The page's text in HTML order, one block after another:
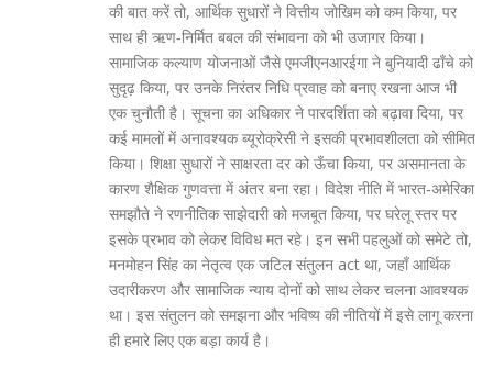
की बात करें तो, आर्थिक सुधारों ने वित्तीय जोखिम को कम किया, पर
साथ ही ऋण‑निर्मित बबल की संभावना को भी उजागर किया।
सामाजिक कल्याण योजनाओं जैसे एमजीएनआरईगा ने बुनियादी ढाँचे को
सुदृढ़ किया, पर उनके निरंतर निधि प्रवाह को बनाए रखना आज भी
एक चुनौती है। सूचना का अधिकार ने पारदर्शिता को बढ़ावा दिया, पर
कई मामलों में अनावश्यक ब्यूरोक्रेसी ने इसकी प्रभावशीलता को सीमित
किया। शिक्षा सुधारों ने साक्षरता दर को ऊँचा किया, पर असमानता के
कारण शैक्षिक गुणवत्ता में अंतर बना रहा। विदेश नीति में भारत‑अमेरिका
समझौते ने रणनीतिक साझेदारी को मजबूत किया, पर घरेलू स्तर पर
इसके प्रभाव को लेकर विविध मत रहे। इन सभी पहलुओं को समेटे तो,
मनमोहन सिंह का नेतृत्व एक जटिल संतुलन act था, जहाँ आर्थिक
उदारीकरण और सामाजिक न्याय दोनों को साथ लेकर चलना आवश्यक
था। इस संतुलन को समझना और भविष्य की नीतियों में इसे लागू करना
ही हमारे लिए एक बड़ा कार्य है।